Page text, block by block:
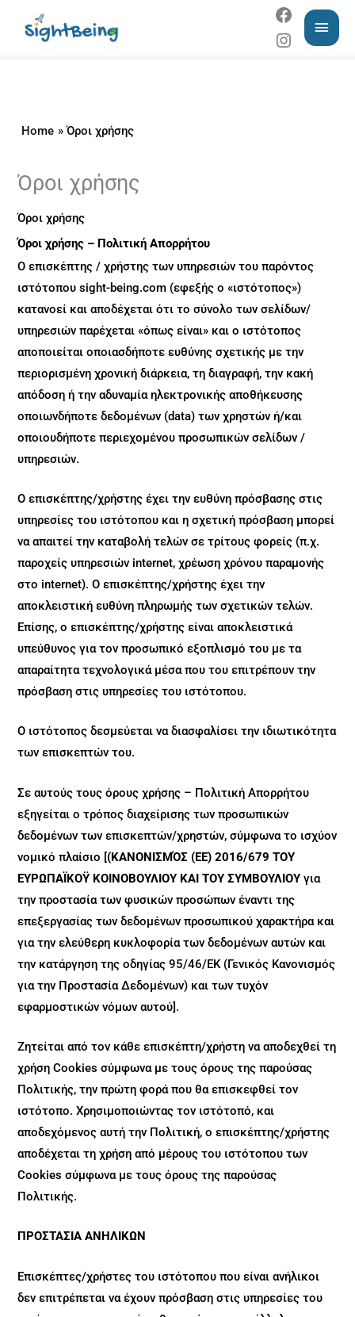
Home Όροι χρήσης
Όροι χρήσης
Όροι χρήσης
Όροι χρήσης – Πολιτική Απορρήτου
Ο επισκέπτης / χρήστης των υπηρεσιών του παρόντος
ιστότοπου sight-being.com (εφεξής ο «ιστότοπος»)
κατανοεί και αποδέχεται ότι το σύνολο των σελίδων/
υπηρεσιών παρέχεται «όπως είναι» και ο ιστότοπος
αποποιείται οποιασδήποτε ευθύνης σχετικής με την
περιορισμένη χρονική διάρκεια, τη διαγραφή, την κακή
απόδοση ή την αδυναμία ηλεκτρονικής αποθήκευσης
οποιωνδήποτε δεδομένων (data) των χρηστών ή/και
οποιουδήποτε περιεχομένου προσωπικών σελίδων /
υπηρεσιών.
Ο επισκέπτης/χρήστης έχει την ευθύνη πρόσβασης στις
υπηρεσίες του ιστότοπου και η σχετική πρόσβαση μπορεί
να απαιτεί την καταβολή τελών σε τρίτους φορείς (π.χ.
παροχείς υπηρεσιών internet, χρέωση χρόνου παραμονής
στο internet). Ο επισκέπτης/χρήστης έχει την
αποκλειστική ευθύνη πληρωμής των σχετικών τελών.
Επίσης, ο επισκέπτης/χρήστης είναι αποκλειστικά
υπεύθυνος για τον προσωπικό εξοπλισμό του με τα
απαραίτητα τεχνολογικά μέσα που του επιτρέπουν την
πρόσβαση στις υπηρεσίες του ιστότοπου.
Ο ιστότοπος δεσμεύεται να διασφαλίσει την ιδιωτικότητα
των επισκεπτών του.
Σε αυτούς τους όρους χρήσης – Πολιτική Απορρήτου
εξηγείται ο τρόπος διαχείρισης των προσωπικών
δεδομένων των επισκεπτών/χρηστών, σύμφωνα το ισχύον
νομικό πλαίσιο [(ΚΑΝΟΝΙΣΜΌΣ (ΕΕ) 2016/679 ΤΟΥ
ΕΥΡΩΠΑΪΚΟΫ ΚΟΙΝΟΒΟΥΛΙΟΥ ΚΑΙ ΤΟΥ ΣΥΜΒΟΥΛΙΟΥ για
την προστασία των φυσικών προσώπων έναντι της
επεξεργασίας των δεδομένων προσωπικού χαρακτήρα και
για την ελεύθερη κυκλοφορία των δεδομένων αυτών και
την κατάργηση της οδηγίας 95/46/ΕΚ (Γενικός Κανονισμός
για την Προστασία Δεδομένων) και των τυχόν
εφαρμοστικών νόμων αυτού].
Ζητείται από τον κάθε επισκέπτη/χρήστη να αποδεχθεί τη
χρήση Cookies σύμφωνα με τους όρους της παρούσας
Πολιτικής, την πρώτη φορά που θα επισκεφθεί τον
ιστότοπο. Χρησιμοποιώντας τον ιστότοπό, και
αποδεχόμενος αυτή την Πολιτική, ο επισκέπτης/χρήστης
αποδέχεται τη χρήση από μέρους του ιστότοπου των
Cookies σύμφωνα με τους όρους της παρούσας
Πολιτικής.
ΠΡΟΣΤΑΣΙΑ ΑΝΗΛΙΚΩΝ
Επισκέπτες/χρήστες του ιστότοπου που είναι ανήλικοι
δεν επιτρέπεται να έχουν πρόσβαση στις υπηρεσίες του